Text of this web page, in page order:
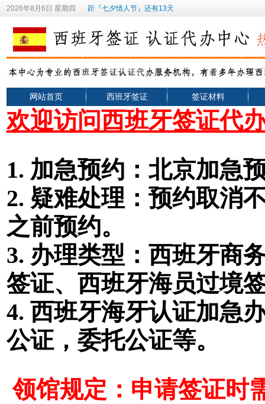
2026年8月6日 星期四 距『七夕情人节』还有13天
网站首页 西班牙签证 签证材料
欢迎访问西班牙签证代
1. 加急预约：北京加急
2. 疑难处理：预约取消
之前预约。
3. 办理类型 ： 西班牙商
签证、西班牙海员过境
4. 西班牙海牙认证加急
公证，委托公证等。
领馆规定：申请签证时